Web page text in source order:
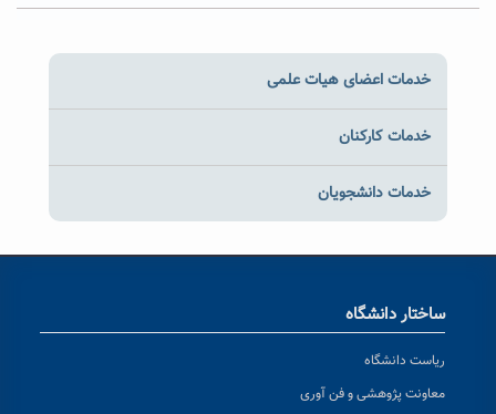
خدمات اعضای هیات علمی
خدمات کارکنان
خدمات دانشجویان
ساختار دانشگاه
ریاست دانشگاه
معاونت پژوهشی و فن آوری